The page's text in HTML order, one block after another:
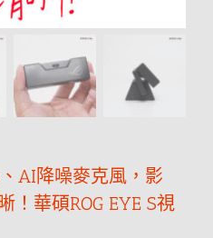
AI降噪麥克風，影
！華碩ROG EYE S視